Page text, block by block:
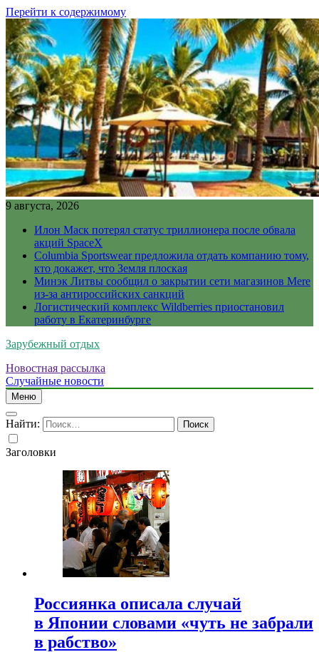
Перейти к содержимому
9 августа, 2026
Илон Маск потерял статус триллионера после обвала
акций SpaceX
Columbia Sportswear предложила отдать компанию тому,
кто докажет, что Земля плоская
Минэк Литвы сообщил о закрытии сети магазинов Mere
из-за антироссийских санкций
Логистический комплекс Wildberries приостановил
работу в Екатеринбурге
Зарубежный отдых
Новостная рассылка
Случайные новости
Меню
Найти:
Заголовки
Россиянка описала случай
в Японии словами «чуть не забрали
в рабство»